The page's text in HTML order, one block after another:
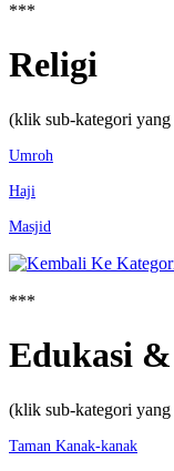
***
Religi
(klik sub-kategori
Umroh
Haji
Masjid
***
Edukasi
(klik sub-kategori
Taman Kanak-kanak